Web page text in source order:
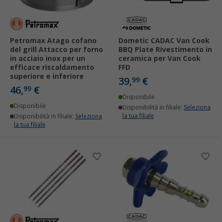
Petromax Atago cofano
del grill Attacco per forno
in acciaio inox per un
efficace riscaldamento
superiore e inferiore
46,99 €
Disponibile
Disponibilità in filiale: Seleziona
la tua filiale
Dometic CADAC Van Cook
BBQ Plate Rivestimento in
ceramica per Van Cook
FFD
39,99 €
Disponibile
Disponibilità in filiale: Seleziona
la tua filiale